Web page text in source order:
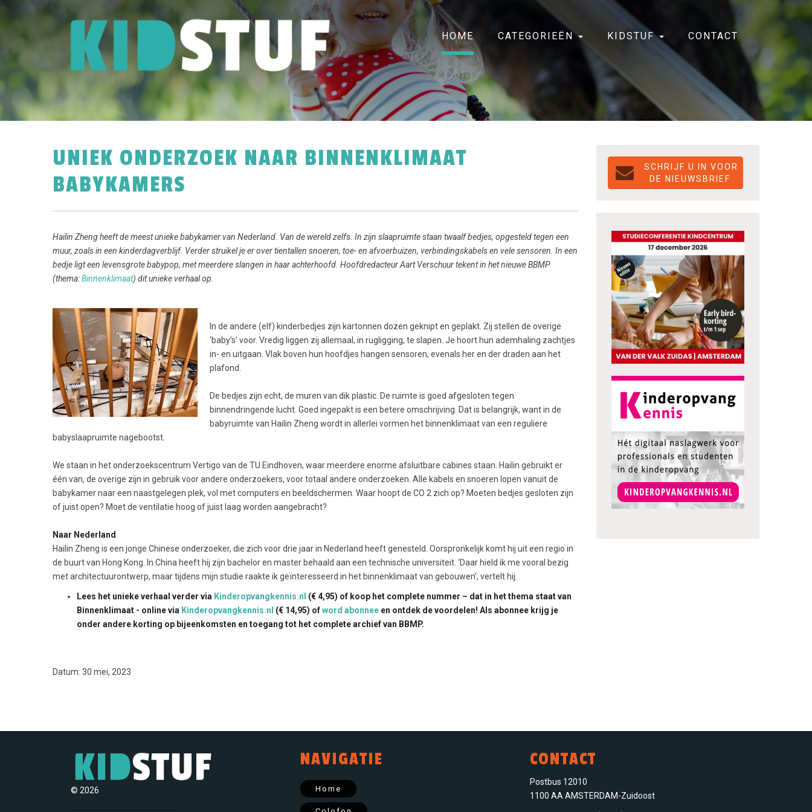
HOME CATEGORIEËN KIDSTUF CONTACT
UNIEK ONDERZOEK NAAR BINNENKLIMAAT
BABYKAMERS
Hailin Zheng heeft de meest unieke babykamer van Nederland. Van de wereld zelfs. In zijn slaapruimte staan twaalf bedjes, opgesteld tegen een
muur, zoals in een kinderdagverblijf. Verder struikel je er over tientallen snoeren, toe- en afvoerbuizen, verbindingskabels en vele sensoren. In een
bedje ligt een levensgrote babypop, met meerdere slangen in haar achterhoofd. Hoofdredacteur Aart Verschuur tekent in het nieuwe BBMP
(thema:Binnenklimaat) dit unieke verhaal op.
In de andere (elf) kinderbedjes zijn kartonnen dozen geknipt en geplakt. Zij stellen de overige
‘baby’s’ voor. Vredig liggen zij allemaal, in rugligging, te slapen. Je hoort hun ademhaling zachtjes
in- en uitgaan. Vlak boven hun hoofdjes hangen sensoren, evenals her en der draden aan het
plafond.
De bedjes zijn echt, de muren van dik plastic. De ruimte is goed afgesloten tegen
binnendringende lucht. Goed ingepakt is een betere omschrijving. Dat is belangrijk, want in de
babyruimte van Hailin Zheng wordt in allerlei vormen het binnenklimaat van een reguliere
babyslaapruimte nagebootst.
We staan in het onderzoekscentrum Vertigo van de TU Eindhoven, waar meerdere enorme afsluitbare cabines staan. Hailin gebruikt er
één van, de overige zijn in gebruik voor andere onderzoekers, voor totaal andere onderzoeken. Alle kabels en snoeren lopen vanuit de
babykamer naar een naastgelegen plek, vol met computers en beeldschermen. Waar hoopt de CO 2 zich op? Moeten bedjes gesloten zijn
of juist open? Moet de ventilatie hoog of juist laag worden aangebracht?
Naar Nederland
Hailin Zheng is een jonge Chinese onderzoeker, die zich voor drie jaar in Nederland heeft genesteld. Oorspronkelijk komt hij uit een regio in
de buurt van Hong Kong. In China heeft hij zijn bachelor en master behaald aan een technische universiteit. ‘Daar hield ik me vooral bezig
met architectuurontwerp, maar tijdens mijn studie raakte ik geïnteresseerd in het binnenklimaat van gebouwen’, vertelt hij.
Lees het unieke verhaal verder via Kinderopvangkennis.nl (€ 4,95) of koop het complete nummer – dat in het thema staat van
Binnenklimaat - online via Kinderopvangkennis.nl (€ 14,95) ofword abonnee en ontdek de voordelen! Als abonnee krijg je
onder andere korting op bijeenkomsten en toegang tot het complete archief van BBMP.
Datum: 30 mei, 2023
DE NIEUWSBRIEF
© 2026
NAVIGATIE
Home
CONTACT
Postbus 12010
1100 AA AMSTERDAM-Zuidoost